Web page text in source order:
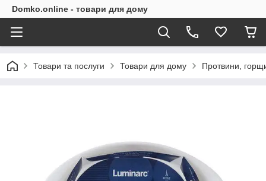
Domko.online - товари для дому
Товари та послуги Товари для дому Протвини,